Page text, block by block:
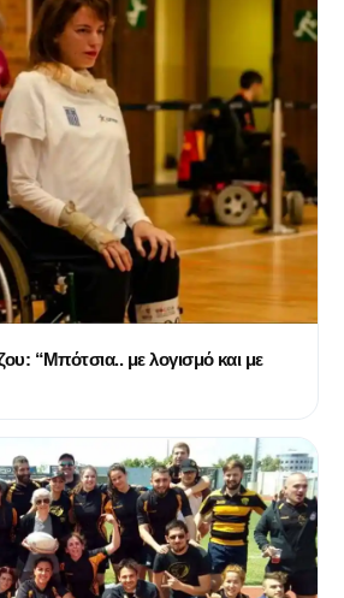
“Μπότσια.. με λογισμό και με